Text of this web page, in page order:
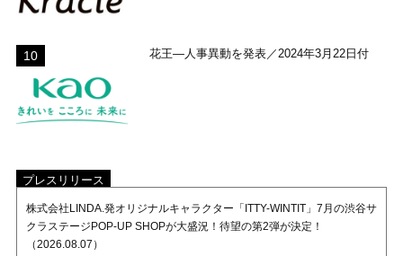
花王―人事異動を発表／2024年3月22日付
プレスリリース
株式会社LINDA.発オリジナルキャラクター「ITTY-WINTIT」7月の渋谷サ
クラステージPOP-UP SHOPが大盛況！待望の第2弾が決定！
（2026.08.07）